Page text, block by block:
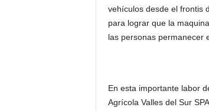
vehículos desde el frontis
para lograr que la
las personas permanecer
En esta importante labor
Agrícola Valles del Sur